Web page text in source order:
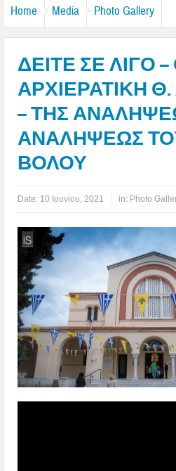
Home Media Photo Gallery
ΔΕΙΤΕ ΣΕ ΛΙΓΟ
ΑΡΧΙΕΡΑΤΙΚΗ
– ΤΗΣ
ΑΝΑΛΗΨΕΩΣ
ΒΟΛΟΥ
Date: 10 Ιουνίου, 2021 in: Photo